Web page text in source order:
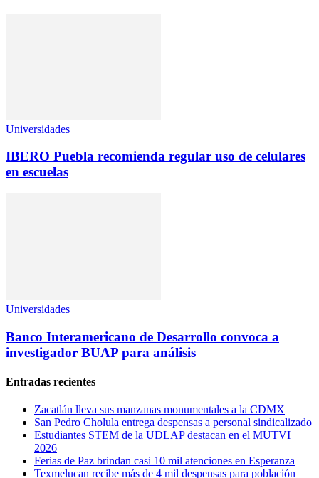
Universidades
IBERO Puebla recomienda regular uso de celulares
en escuelas
Universidades
Banco Interamericano de Desarrollo convoca a
investigador BUAP para análisis
Entradas recientes
Zacatlán lleva sus manzanas monumentales a la CDMX
San Pedro Cholula entrega despensas a personal sindicalizado
Estudiantes STEM de la UDLAP destacan en el MUTVI
2026
Ferias de Paz brindan casi 10 mil atenciones en Esperanza
Texmelucan recibe más de 4 mil despensas para población